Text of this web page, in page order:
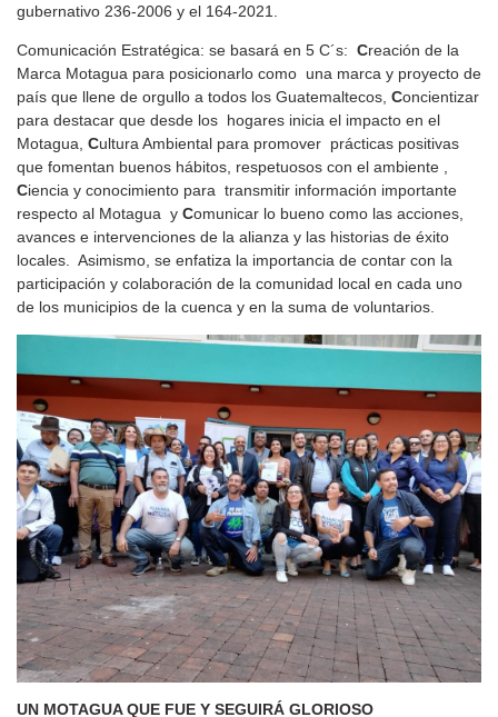
gubernativo 236-2006 y el 164-2021.
Comunicación Estratégica: se basará en 5 C´s: Creación de la
Marca Motagua para posicionarlo como una marca y proyecto de
país que llene de orgullo a todos los Guatemaltecos, Concientizar
para destacar que desde los hogares inicia el impacto en el
Motagua, Cultura Ambiental para promover prácticas positivas
que fomentan buenos hábitos, respetuosos con el ambiente ,
Ciencia y conocimiento para transmitir información importante
respecto al Motagua y Comunicar lo bueno como las acciones,
avances e intervenciones de la alianza y las historias de éxito
locales. Asimismo, se enfatiza la importancia de contar con la
participación y colaboración de la comunidad local en cada uno
de los municipios de la cuenca y en la suma de voluntarios.
UN MOTAGUA QUE FUE Y SEGUIRÁ GLORIOSO